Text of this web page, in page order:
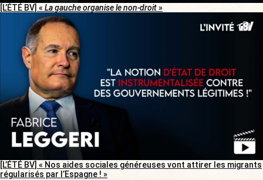
[L’ÉTÉ BV] « La gauche organise le non-droit»
[L’ÉTÉ BV] « Nos aides sociales généreuses vont attirer les migrants
régularisés par l’Espagne ! »